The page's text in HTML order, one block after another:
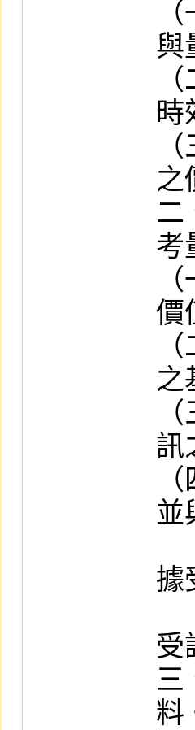
與
時
之
二
考
價
之
訊
並
據
受
三
料